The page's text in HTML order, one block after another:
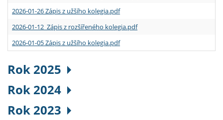
2026-01-26 Zápis z užšího kolegia.pdf
2026-01-12 Zápis z rozšířeného kolegia.pdf
2026-01-05 Zápis z užšího kolegia.pdf
Rok 2025
Rok 2024
Rok 2023